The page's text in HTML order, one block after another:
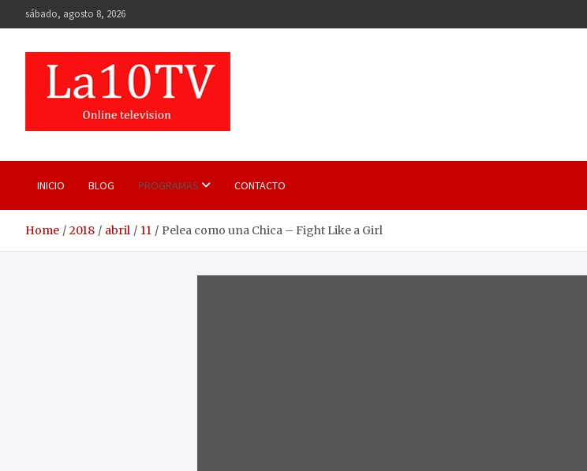
to
sábado, agosto 8, 2026
INICIO BLOG PROGRAMAS CONTACTO
Home 2018 abril 11 Pelea como una Chica – Fight Like a Girl